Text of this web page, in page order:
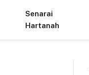
Senarai
Hartanah